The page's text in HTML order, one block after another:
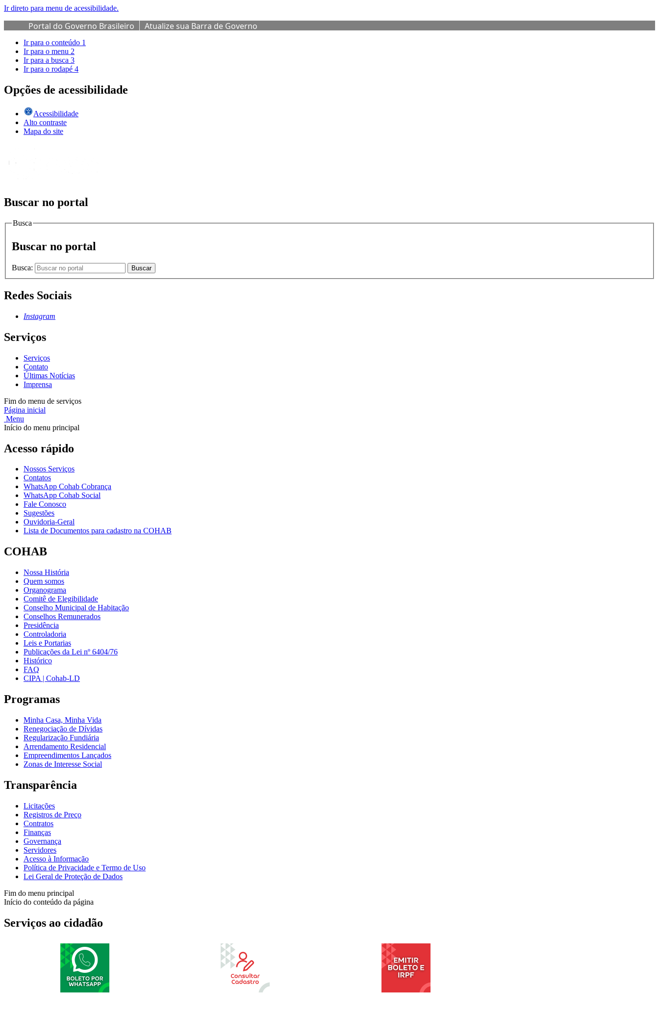
Ir direto para menu de acessibilidade.
Portal do Governo Brasileiro Atualize sua Barra de Governo
Ir para o conteúdo 1
Ir para o menu 2
Ir para a busca 3
Ir para o rodapé 4
Opções de acessibilidade
Acessibilidade
Alto contraste
Mapa do site
Buscar no portal
Busca
Buscar no portal
Busca: Buscar
Redes Sociais
Instagram
Serviços
Serviços
Contato
Últimas Notícias
Imprensa
Fim do menu de serviços
Página inicial
Menu
Início do menu principal
Acesso rápido
Nossos Serviços
Contatos
WhatsApp Cohab Cobrança
WhatsApp Cohab Social
Fale Conosco
Sugestões
Ouvidoria-Geral
Lista de Documentos para cadastro na COHAB
COHAB
Nossa História
Quem somos
Organograma
Comitê de Elegibilidade
Conselho Municipal de Habitação
Conselhos Remunerados
Presidência
Controladoria
Leis e Portarias
Publicações da Lei nº 6404/76
Histórico
FAQ
CIPA | Cohab-LD
Programas
Minha Casa, Minha Vida
Renegociação de Dívidas
Regularização Fundiária
Arrendamento Residencial
Empreendimentos Lançados
Zonas de Interesse Social
Transparência
Licitações
Registros de Preço
Contratos
Finanças
Governança
Servidores
Acesso à Informação
Política de Privacidade e Termo de Uso
Lei Geral de Proteção de Dados
Fim do menu principal
Início do conteúdo da página
Serviços ao cidadão